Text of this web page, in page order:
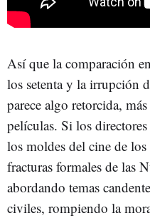
Así que la comparación
los setenta y la irrupción
parece algo retorcida,
películas. Si los
los moldes del cine de
fracturas formales de las
abordando temas
civiles, rompiendo la